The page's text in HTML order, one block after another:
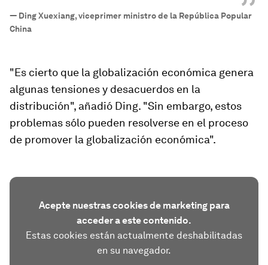
— Ding Xuexiang, viceprimer ministro de la República Popular
China
"Es cierto que la globalización económica genera
algunas tensiones y desacuerdos en la
distribución", añadió Ding. "Sin embargo, estos
problemas sólo pueden resolverse en el proceso
de promover la globalización económica".
Acepte nuestras cookies de marketing para
acceder a este contenido.
Estas cookies están actualmente deshabilitadas
en su navegador.